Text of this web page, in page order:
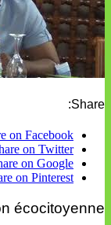
Share:
on Facebook
on Twitter
on Google+
on Pinterest
écocitoyenne